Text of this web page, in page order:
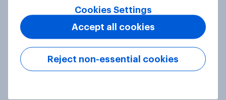
Winning the Nordic traveler: What
drives airline choices and
Cookies Settings
Reject non-essential cookies
Accept all cookies